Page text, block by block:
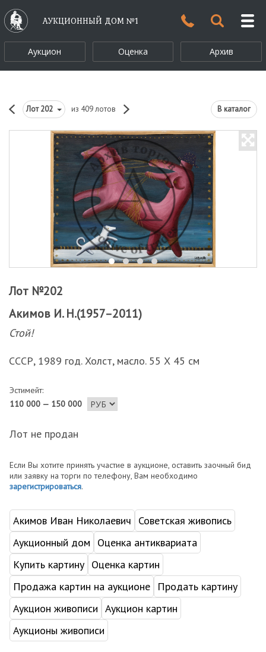
АУКЦИОННЫЙ ДОМ №1
Аукцион Оценка Архив
Лот202 из 409 лотов В каталог
Лот №202
Акимов И. Н.(1957–2011)
Стой!
СССР, 1989 год. Холст, масло. 55 Х 45 см
Эстимейт:
110 000 — 150 000
Лот не продан
Если Вы хотите принять участие в аукционе, оставить заочный бид
или заявку на торги по телефону, Вам необходимо
зарегистрироваться.
Акимов Иван Николаевич
Советская живопись
Аукционный дом
Оценка антиквариата
Купить картину Оценка картин
Продажа картин на аукционе
Продать картину
Аукцион живописи Аукцион картин
Аукционы живописи